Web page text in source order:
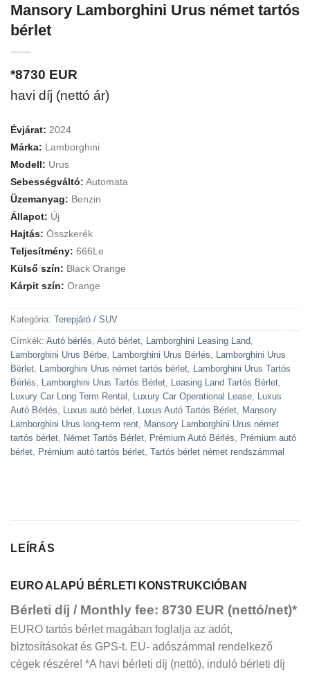
Mansory Lamborghini Urus német tartós
bérlet
*8730 EUR
havi díj (nettó ár)
Évjárat: 2024
Márka: Lamborghini
Modell: Urus
Sebességváltó: Automata
Üzemanyag: Benzin
Állapot: Új
Hajtás: Összkerék
Teljesítmény: 666Le
Külső szín: Black Orange
Kárpit szín: Orange
Kategória: Terepjáró / SUV
Címkék: Autó bérlés Autó bérlet Lamborghini Leasing Land
Lamborghini Urus Bérbe
Lamborghini Urus Bérlés
Lamborghini Urus
Bérlet
Lamborghini Urus német tartós bérlet
Lamborghini Urus Tartós
Bérlés
Lamborghini Urus Tartós Bérlet Leasing Land Tartós Bérlet
Luxury Car Long Term Rental
Luxury Car Operational Lease
Luxus
Autó Bérlés
Luxus autó bérlet Luxus Autó Tartós Bérlet
Mansory
Lamborghini Urus long-term rent
Mansory Lamborghini Urus német
tartós bérlet
Német Tartós Bérlet Prémium Autó Bérlés
Prémium autó
bérlet
Prémium autó tartós bérlet Tartós bérlet német rendszámmal
LEÍRÁS
EURO ALAPÚ BÉRLETI KONSTRUKCIÓBAN
Bérleti díj / Monthly fee: 8730 EUR (nettó/net)*
EURO tartós bérlet magában foglalja az adót,
biztosításokat és GPS-t. EU- adószámmal rendelkező
cégek részére! *A havi bérleti díj (nettó), induló bérleti díj